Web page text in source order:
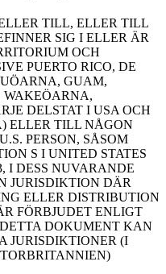
TILL, ELLER TILL
SIG I ELLER ÄR
OCH
PUERTO RICO, DE
GUAM,
DELSTAT I USA OCH
ELLER TILL NÅGON
PERSON, SÅSOM
S I UNITED STATES
I DESS NUVARANDE
JURISDIKTION DÄR
ELLER DISTRIBUTION
FÖRBJUDET ENLIGT
DOKUMENT KAN
JURISDIKTIONER (I